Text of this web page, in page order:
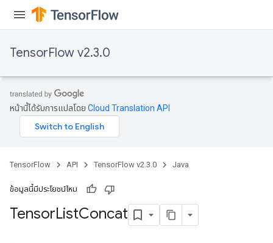
TensorFlow v2.3.0
หน้านี้ได้รับการแปลโดย Cloud Translation API
TensorFlow API TensorFlow v2.3.0 Java
ข้อมูลนี้มีประโยชน์ไหม
TensorListConcat